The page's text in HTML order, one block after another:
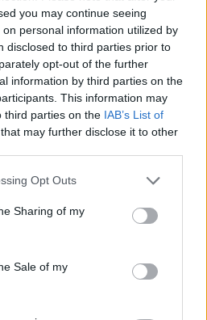
you may continue seeing
personal information utilized by
disclosed to third parties prior to
opt-out of the further
information by third parties on the
This information may
third parties on the IAB’s List of
that may further disclose it to other
app uses one or more Google
behaviour. You may click to
and its third-party tags to
purposes in below Google
Opt Outs
Sharing of my
Sale of my
dollari, ribassi diffusi tra le